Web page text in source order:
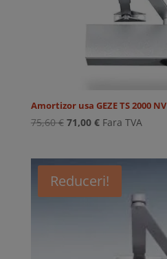
Amortizor usa GEZE TS 2000 NV
75,60€ Prețul
fost:
75,60 €.
71,00 €Prețul
71,00 €.
Fara TVA
Reduceri!